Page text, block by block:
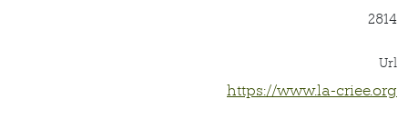
2814
Url
https://www.la-criee.org